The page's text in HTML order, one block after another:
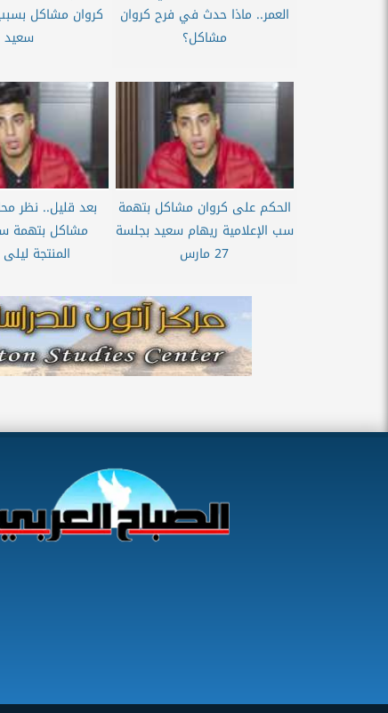
العمر.. ماذا حدث في فرح كروان
مشاكل؟
كروان مشاكل
سعيد
الحكم على كروان مشاكل بتهمة
سب الإعلامية ريهام سعيد بجلسة
27 مارس
بعد قليل.. نظر
مشاكل
المنتجة